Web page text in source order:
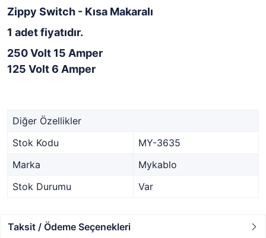
Zippy Switch - Kısa Makaralı
1 adet fiyatıdır.
250 Volt 15 Amper
125 Volt 6 Amper
Diğer Özellikler
Stok Kodu
MY-3635
Marka
Mykablo
Stok Durumu
Var
Taksit / Ödeme Seçenekleri